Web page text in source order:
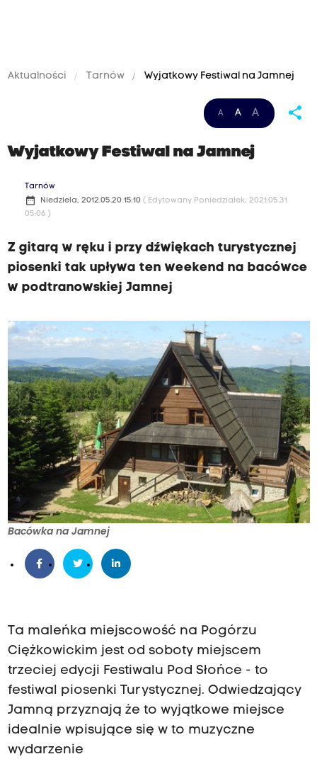
Aktualności Tarnów Wyjatkowy Festiwal na Jamnej
A A A share
Wyjatkowy Festiwal na Jamnej
Tarnów
date_range Niedziela, 2012.05.20 15:10 ( Edytowany Poniedziałek, 2021.05.31
05:06 )
Z gitarą w ręku i przy dźwiękach turystycznej
piosenki tak upływa ten weekend na bacówce
w podtranowskiej Jamnej
Bacówka na Jamnej
Ta maleńka miejscowość na Pogórzu
Ciężkowickim jest od soboty miejscem
trzeciej edycji Festiwalu Pod Słońce - to
festiwal piosenki Turystycznej. Odwiedzający
Jamną przyznają że to wyjątkowe miejsce
idealnie wpisujące się w to muzyczne
wydarzenie